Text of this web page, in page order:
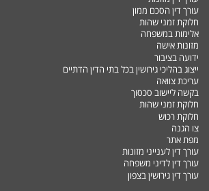
עורך דין הסכם ממון
חלוקת זמני שהות
אלימות במשפחה
מזונות אישה
ידועה בציבור
ייצוג בהליכי גירושין בכל בתי הדין הדתיים
עריכת צוואה
בקשה ליישוב סכסוך
חלוקת זמני שהות
חלוקת רכוש
צו הגנה
מפת אתר
עורך דין לענייני מזונות
עורך דין לדיני משפחה
עורך דין גירושין בצפון